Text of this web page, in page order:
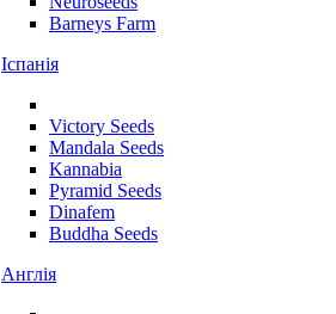
Barneys Farm
Іспанія
Victory Seeds
Mandala Seeds
Kannabia
Pyramid Seeds
Dinafem
Buddha Seeds
Англія